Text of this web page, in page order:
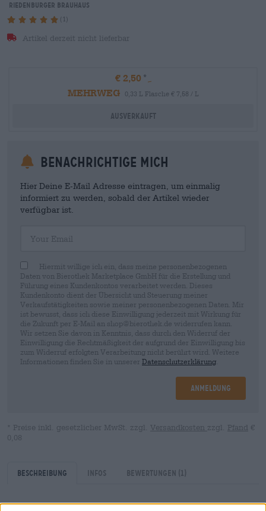
Riedenburger Brauhaus
(1)
Artikel derzeit nicht lieferbar
€ 2,50
MEHRWEG
0,33 L Flasche € 7,58 / L
Ausverkauft
Benachrichtige mich
Hier Deine E-Mail Adresse eintragen, um einmalig
informiert zu werden, sobald der Artikel wieder
verfügbar ist.
Hiermit willige ich ein, dass meine personenbezogenen
Daten von Bierothek Marketplace GmbH für die Erstellung und
Führung eines Kundenkontos verarbeitet werden. Dieses
Kundenkonto dient der Übersicht und Steuerung meiner
Verkaufstätigkeiten sowie meiner personenbezogenen Daten. Mir
ist bewusst, dass ich diese Einwilligung jederzeit mit Wirkung für
die Zukunft per E-Mail an shop@bierothek.de widerrufen kann.
Wir setzen Sie davon in Kenntnis, dass durch den Widerruf der
Einwilligung die Rechtmäßigkeit der aufgrund der Einwilligung bis
zum Widerruf erfolgten Verarbeitung nicht berührt wird. Weitere
Informationen finden Sie in unserer Datenschutzerklärung
Anmeldung
* Preise inkl. gesetzlicher MwSt. zzgl. Versandkosten zzgl. Pfand €
0,08
Beschreibung Infos Bewertungen (1)